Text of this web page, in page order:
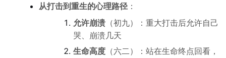
从打击到重生的心理路径：
允许崩溃（初九）：重大打击后允许自己
哭、崩溃几天
生命高度（六二）：站在生命终点回看，